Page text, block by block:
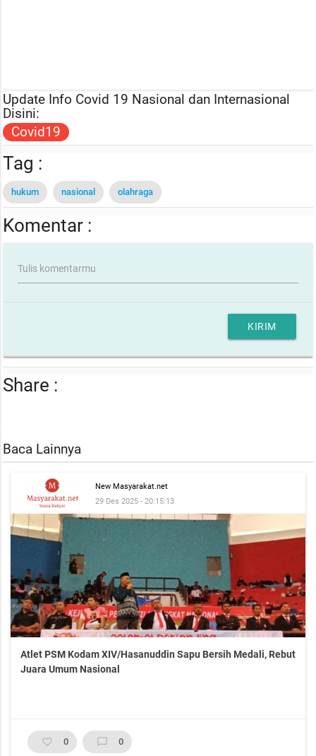
Update Info Covid 19 Nasional dan Internasional
Disini:
Covid19
Tag :
hukum nasional olahraga
Komentar :
Tulis komentarmu
KIRIM
Share :
Baca Lainnya
New Masyarakat.net
29 Des 2025 - 20:15:13
Atlet PSM Kodam XIV/Hasanuddin Sapu Bersih Medali, Rebut
Juara Umum Nasional
favorite_border 0 chat_bubble_outline 0